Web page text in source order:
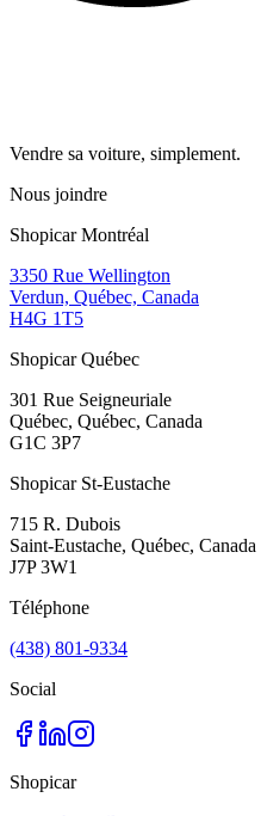
Vendre sa voiture, simplement.
Nous joindre
Shopicar Montréal
3350 Rue Wellington
Verdun, Québec, Canada
H4G 1T5
Shopicar Québec
301 Rue Seigneuriale
Québec, Québec, Canada
G1C 3P7
Shopicar St-Eustache
715 R. Dubois
Saint-Eustache, Québec, Canada
J7P 3W1
Téléphone
(438) 801-9334
Social
Shopicar